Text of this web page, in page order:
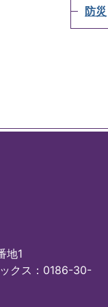
防災
地1
クス：0186-30-